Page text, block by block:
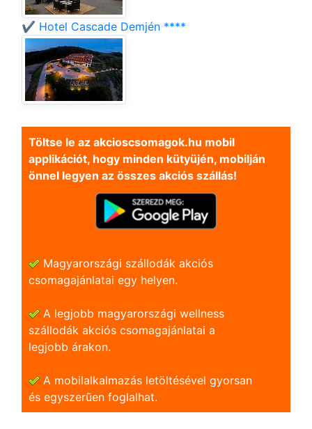
✔️ Hotel Cascade Demjén ****
Töltse le az akcioscsomagok.hu mobil
applikációt, hogy minden kütyüjén, mobilján
önnel legyen az összes akciós szállás!
Magyarországi szállodák akciós
csomagajánlatai egy helyen.
A legjobb magyarországi wellness
szállodák akciós csomagajánlatai a
legjobb árakon.
A mobilalkalmazás letöltésével gyorsan
és egyszerũen foglalhat.